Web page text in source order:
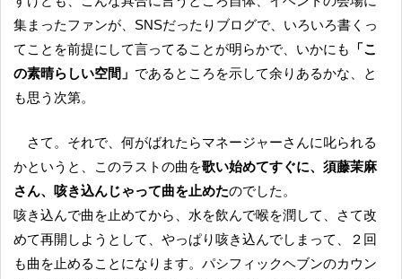
集まったファンが、SNSだったりブログで、いろいろ書くっ
てことを前提にして言ってることが明らかで、いかにも
「こ
の素晴らしい空間」 であるところを示して余りあるかな、と
も思う次第。
さて。それで、何がばれたらマネージャーさんに叱られる
かというと、このラストの曲を歌い始めてすぐに、須藤茉麻
さん、咳き込んじゃって曲を止めたのでした。
咳き込んで曲を止めてから、水を飲んで喉を潤して、さて改
めて再開しようとして、やっぱり咳き込んでしまって、２回
も曲を止めることになります。パシフィックヘブンのカウン